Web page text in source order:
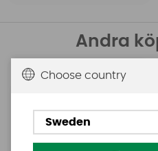
Andra
Base
SUP Pump
Choose country
Sweden